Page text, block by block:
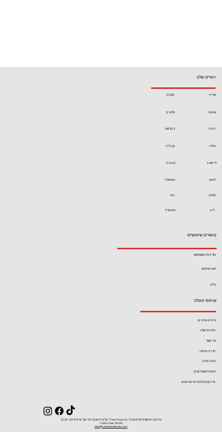
קישורים שימושיים
תנאי שימוש
מדיניות המשתמש
בלוג
כל הזכויות שמורות לחברת ''Colon Tours S.L'' על פי חוק זכויות יוצרים ©2018- 2025
Colón Tours World
info@colontraveltours.com
שיתופי פעולה
תוכנית משפיענים
הסיפור שלנו
סיורים פרטיים
הדריכו איתנו
פרויקטים לחברות וארגונים
כתבו עלינו
צור קשר
הערים שלנו
סביליה
ולנסיה מדריד
סלוניקי אתונה
טולדו
בוקרשט
נאפפליו
ז'נבה
לוזאן
סגוביה
מלגה
לייפציג
מטאורה
וינה
ליון